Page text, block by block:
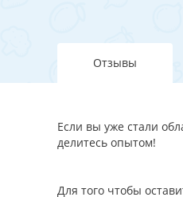
Отзывы
Если вы уже стали
делитесь опытом!
Для того чтобы